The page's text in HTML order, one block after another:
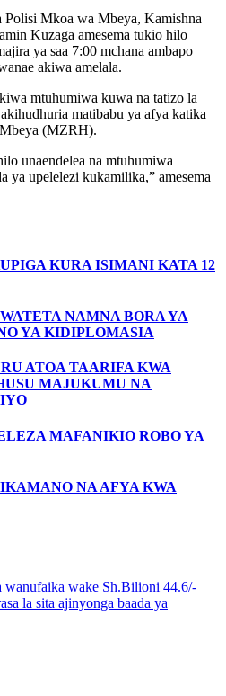
Mkoa wa Mbeya, Kamishna
Kuzaga amesema tukio hilo
ya saa 7:00 mchana ambapo
akiwa amelala.
mtuhumiwa kuwa na tatizo la
matibabu ya afya katika
(MZRH).
unaendelea na mtuhumiwa
ya upelelezi kukamilika,” amesema
KURA ISIMANI KATA 12
NAMNA BORA YA
YA KIDIPLOMASIA
ATOA TAARIFA KWA
MAJUKUMU NA
MAFANIKIO ROBO YA
NA AFYA KWA
wanufaika wake Sh.Bilioni 44.6/-
la sita ajinyonga baada ya